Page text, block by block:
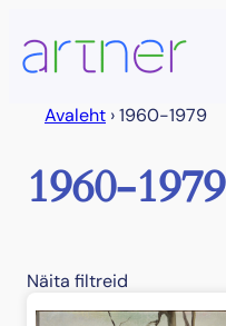
sisu
juurde
Avaleht ›1960-1979
1960-1979
Näita filtreid